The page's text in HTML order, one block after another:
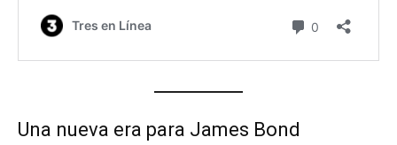
Una nueva era para James Bond